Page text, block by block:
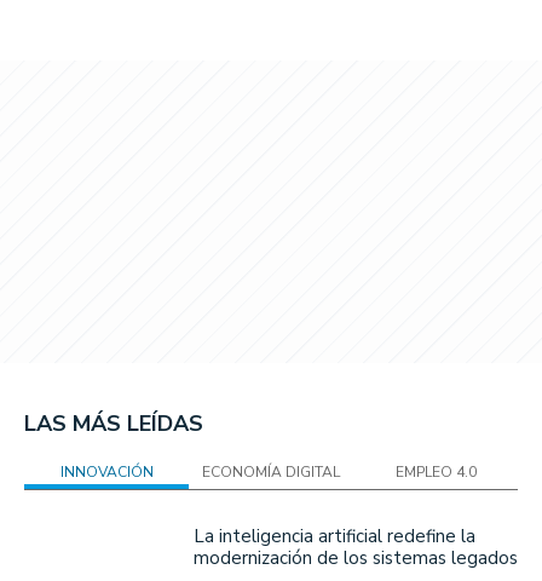
LAS MÁS LEÍDAS
INNOVACIÓN ECONOMÍA DIGITAL EMPLEO 4.0
La inteligencia artificial redefine la
modernización de los sistemas legados